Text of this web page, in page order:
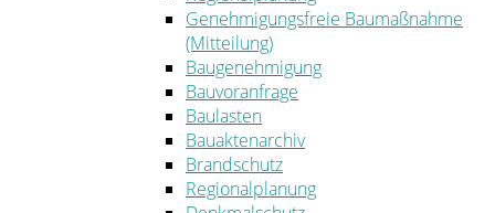
Genehmigungsfreie Baumaßnahme
(Mitteilung)
Baugenehmigung
Bauvoranfrage
Baulasten
Bauaktenarchiv
Brandschutz
Regionalplanung